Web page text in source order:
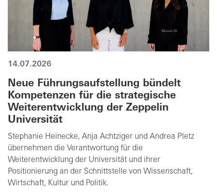
14.07.2026
Neue Führungsaufstellung bündelt
Kompetenzen für die strategische
Weiterentwicklung der Zeppelin
Universität
Stephanie Heinecke, Anja Achtziger und Andrea Pletz
übernehmen die Verantwortung für die
Weiterentwicklung der Universität und ihrer
Positionierung an der Schnittstelle von Wissenschaft,
Wirtschaft, Kultur und Politik.